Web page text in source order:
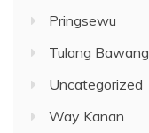
Pringsewu
Tulang Bawang
Uncategorized
Way Kanan